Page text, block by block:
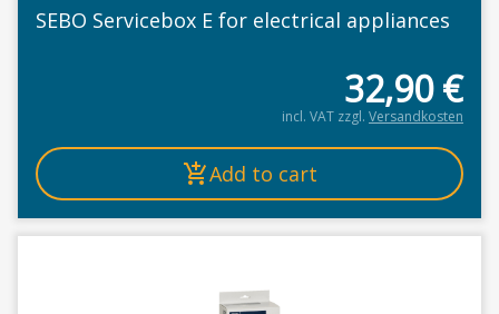
SEBO Servicebox E for electrical appliances
32,90€
incl. VAT zzgl. Versandkosten
Add to cart